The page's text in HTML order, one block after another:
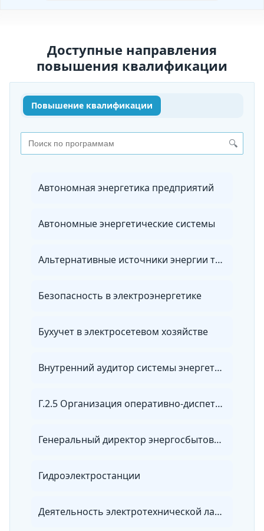
Доступные направления
повышения квалификации
Повышение квалификации
🔍
Автономная энергетика предприятий
Автономные энергетические системы
Альтернативные источники энергии транспортных средств
Безопасность в электроэнергетике
Бухучет в электросетевом хозяйстве
Внутренний аудитор системы энергетического менеджмента
Г.2.5 Организация оперативно-диспетчерского управления в электроэнергетике
Генеральный директор энергосбытовой организации
Гидроэлектростанции
Деятельность электротехнической лаборатории